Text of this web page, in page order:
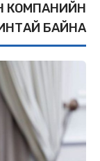
КОМПАНИЙН
БАЙНА